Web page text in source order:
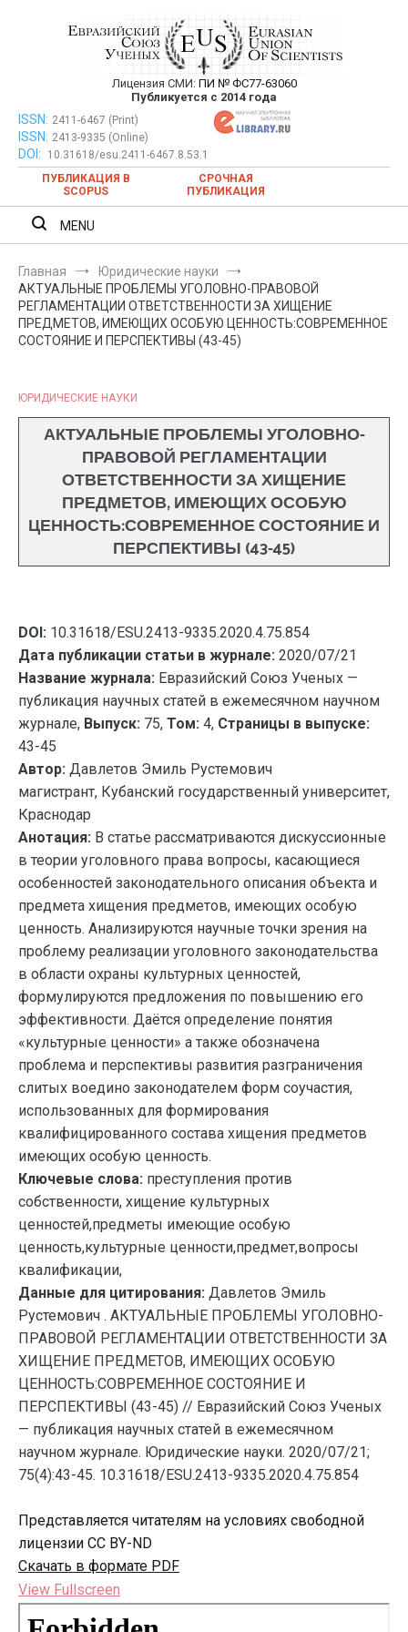
Евразийский Союз Ученых —
публикация научных статей в
ежемесячном научном журнале
Лицензия СМИ: ПИ № ФС77-63060
Публикуется с 2014 года
Евразийский Союз Ученых — публикация научных статей в
ежемесячном научном журнале
ISSN: 2411-6467 (Print)
ISSN: 2413-9335 (Online)
DOI:
10.31618/esu.2411-6467.8.53.1
ПУБЛИКАЦИЯ В
SCOPUS
СРОЧНАЯ
ПУБЛИКАЦИЯ
MENU
Главная
Юридические науки
АКТУАЛЬНЫЕ ПРОБЛЕМЫ УГОЛОВНО-ПРАВОВОЙ
РЕГЛАМЕНТАЦИИ ОТВЕТСТВЕННОСТИ ЗА ХИЩЕНИЕ
ПРЕДМЕТОВ, ИМЕЮЩИХ ОСОБУЮ ЦЕННОСТЬ:СОВРЕМЕННОЕ
СОСТОЯНИЕ И ПЕРСПЕКТИВЫ (43-45)
ЮРИДИЧЕСКИЕ НАУКИ
АКТУАЛЬНЫЕ ПРОБЛЕМЫ УГОЛОВНО-
ПРАВОВОЙ РЕГЛАМЕНТАЦИИ
ОТВЕТСТВЕННОСТИ ЗА ХИЩЕНИЕ
ПРЕДМЕТОВ, ИМЕЮЩИХ ОСОБУЮ
ЦЕННОСТЬ:СОВРЕМЕННОЕ СОСТОЯНИЕ И
ПЕРСПЕКТИВЫ (43-45)
DOI: 10.31618/ESU.2413-9335.2020.4.75.854
Дата публикации статьи в журнале: 2020/07/21
Название журнала: Евразийский Союз Ученых —
публикация научных статей в ежемесячном научном
журнале, Выпуск: 75, Том: 4, Страницы в выпуске:
43-45
Автор: Давлетов Эмиль Рустемович
магистрант, Кубанский государственный университет,
Краснодар
Анотация: В статье рассматриваются дискуссионные
в теории уголовного права вопросы, касающиеся
особенностей законодательного описания объекта и
предмета хищения предметов, имеющих особую
ценность. Анализируются научные точки зрения на
проблему реализации уголовного законодательства
в области охраны культурных ценностей,
формулируются предложения по повышению его
эффективности. Даётся определение понятия
«культурные ценности» а также обозначена
проблема и перспективы развития разграничения
слитых воедино законодателем форм соучастия,
использованных для формирования
квалифицированного состава хищения предметов
имеющих особую ценность.
Ключевые слова: преступления против
собственности, хищение культурных
ценностей,предметы имеющие особую
ценность,культурные ценности,предмет,вопросы
квалификации,
Данные для цитирования: Давлетов Эмиль
Рустемович . АКТУАЛЬНЫЕ ПРОБЛЕМЫ УГОЛОВНО-
ПРАВОВОЙ РЕГЛАМЕНТАЦИИ ОТВЕТСТВЕННОСТИ ЗА
ХИЩЕНИЕ ПРЕДМЕТОВ, ИМЕЮЩИХ ОСОБУЮ
ЦЕННОСТЬ:СОВРЕМЕННОЕ СОСТОЯНИЕ И
ПЕРСПЕКТИВЫ (43-45) // Евразийский Союз Ученых
— публикация научных статей в ежемесячном
научном журнале. Юридические науки. 2020/07/21;
75(4):43-45. 10.31618/ESU.2413-9335.2020.4.75.854
Представляется читателям на условиях свободной
лицензии CC BY-ND
Скачать в формате PDF
View Fullscreen
Перейти